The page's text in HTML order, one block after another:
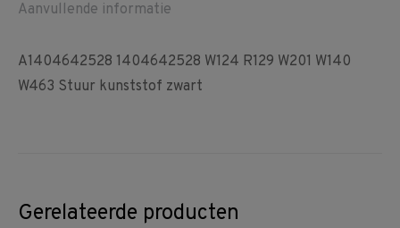
Aanvullende informatie
A1404642528 1404642528 W124 R129 W201 W140
W463 Stuur kunststof zwart
Gerelateerde producten